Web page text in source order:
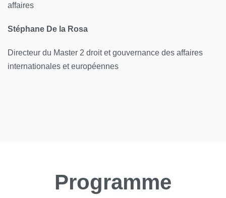
affaires
Stéphane De la Rosa
Directeur du Master 2 droit et gouvernance des affaires
internationales et européennes
Programme